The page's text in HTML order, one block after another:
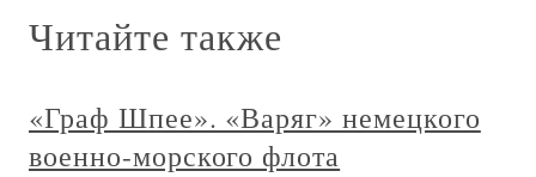
Читайте также
«Граф Шпее». «Варяг» немецкого
военно-морского флота